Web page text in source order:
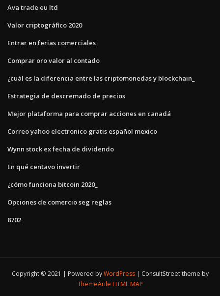
Ava trade eu ltd
Valor criptográfico 2020
Entrar en ferias comerciales
Comprar oro valor al contado
¿cuál es la diferencia entre las criptomonedas y blockchain_
Estrategia de descremado de precios
Mejor plataforma para comprar acciones en canadá
Correo yahoo electronico gratis español mexico
Wynn stock ex fecha de dividendo
En qué centavo invertir
¿cómo funciona bitcoin 2020_
Opciones de comercio seg reglas
8702
Copyright © 2021 | Powered byWordPress
ConsultStreet theme by
ThemeArile HTML MAP